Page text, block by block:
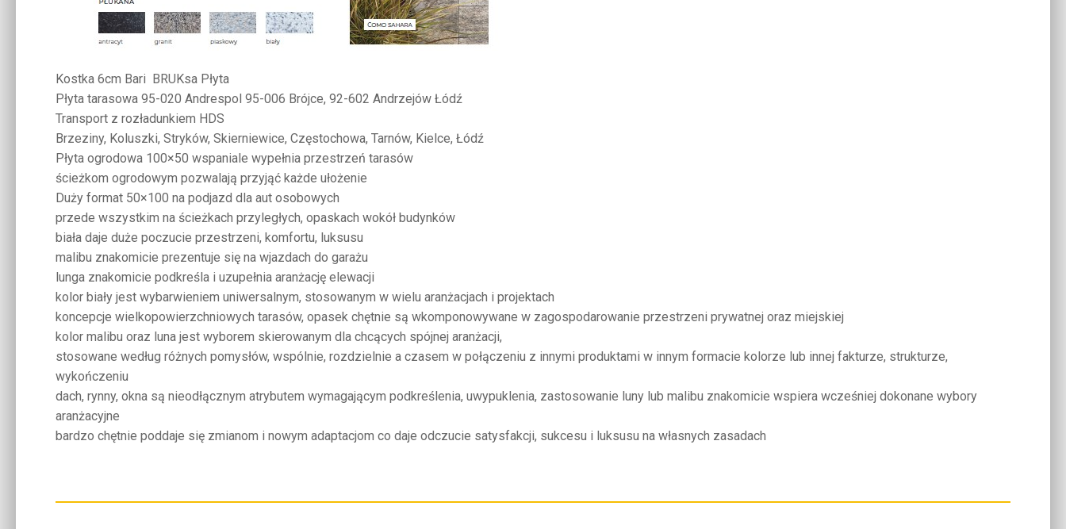
Kostka 6cm Bari BRUKsa Płyta
Płyta tarasowa 95-020 Andrespol 95-006 Brójce, 92-602 Andrzejów Łódź
Transport z rozładunkiem HDS
Brzeziny, Koluszki, Stryków, Skierniewice, Częstochowa, Tarnów, Kielce, Łódź
Płyta ogrodowa 100×50 wspaniale wypełnia przestrzeń tarasów
ścieżkom ogrodowym pozwalają przyjąć każde ułożenie
Duży format 50×100 na podjazd dla aut osobowych
przede wszystkim na ścieżkach przyległych, opaskach wokół budynków
biała daje duże poczucie przestrzeni, komfortu, luksusu
malibu znakomicie prezentuje się na wjazdach do garażu
lunga znakomicie podkreśla i uzupełnia aranżację elewacji
kolor biały jest wybarwieniem uniwersalnym, stosowanym w wielu aranżacjach i projektach
koncepcje wielkopowierzchniowych tarasów, opasek chętnie są wkomponowywane w zagospodarowanie przestrzeni prywatnej oraz miejskiej
kolor malibu oraz luna jest wyborem skierowanym dla chcących spójnej aranżacji,
stosowane według różnych pomysłów, wspólnie, rozdzielnie a czasem w połączeniu z innymi produktami w innym formacie kolorze lub innej fakturze, strukturze,
wykończeniu
dach, rynny, okna są nieodłącznym atrybutem wymagającym podkreślenia, uwypuklenia, zastosowanie luny lub malibu znakomicie wspiera wcześniej dokonane wybory
aranżacyjne
bardzo chętnie poddaje się zmianom i nowym adaptacjom co daje odczucie satysfakcji, sukcesu i luksusu na własnych zasadach